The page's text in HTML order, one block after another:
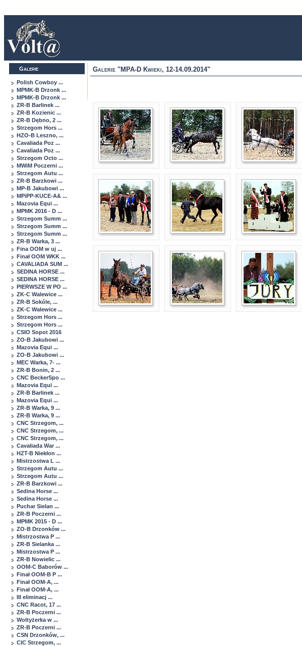
Galerie
Polish Cowboy ...
MPMK-B Drzonk ...
MPMK-B Drzonk ...
ZR-B Barlinek ...
ZR-B Kozienic ...
ZR-B Dębno, 2 ...
Strzegom Hors ...
HZO-B Leszno, ...
Cavaliada Poz ...
Cavaliada Poz ...
Strzegom Octo ...
MWiM Poczerni ...
Strzegom Autu ...
ZR-B Barzkowi ...
MP-B Jakubowi ...
MPiPP-KUCE-A& ...
Mazovia Equi ...
MPMK 2016 - D ...
Strzegom Summ ...
Strzegom Summ ...
Strzegom Summ ...
ZR-B Warka, 3 ...
Fina OOM w uj ...
Finał OOM WKK ...
CAVALIADA SUM ...
SEDINA HORSE ...
SEDINA HORSE ...
PIERWSZE W PO ...
ZK-C Walewice ...
ZR-B Sokóle, ...
ZK-C Walewice ...
Strzegom Hors ...
Strzegom Hors ...
CSIO Sopot 2016
ZO-B Jakubowi ...
Mazovia Equi ...
ZO-B Jakubowi ...
MEC Warka, 7- ...
ZR-B Bonin, 2 ...
CNC BeckerSpo ...
Mazovia Equi ...
ZR-B Barlinek ...
Mazovia Equi ...
ZR-B Warka, 9 ...
ZR-B Warka, 9 ...
CNC Strzegom, ...
CNC Strzegom, ...
CNC Strzegom, ...
Cavaliada War ...
HZT-B Niekłon ...
Mistrzostwa L ...
Strzegom Autu ...
Strzegom Autu ...
ZR-B Barzkowi ...
Sedina Horse ...
Sedina Horse ...
Puchar Sielan ...
ZR-B Poczerni ...
MPMK 2015 - D ...
ZO-B Drzonków ...
Mistrzostwa P ...
ZR-B Sielanka ...
Mistrzostwa P ...
ZR-B Nowielic ...
OOM-C Baborów ...
Finał OOM-B P ...
Finał OOM-A, ...
Finał OOM-A, ...
III eliminacj ...
CNC Racot, 17 ...
ZR-B Poczerni ...
Woltyżerka w ...
ZR-B Poczerni ...
CSN Drzonków, ...
CIC Strzegom, ...
Galerie "MPA-D Kwieki, 12-14.09.2014"